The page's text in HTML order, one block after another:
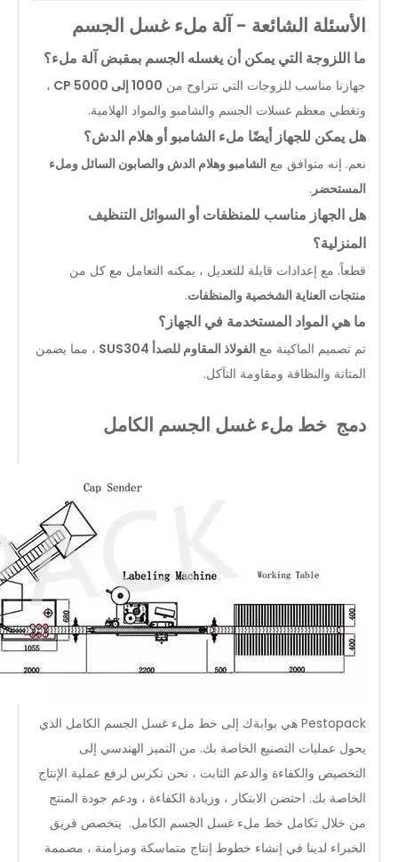
الأسئلة الشائعة - آلة ملء غسل الجسم
ما اللزوجة التي يمكن أن يغسله الجسم بمقبض آلة ملء؟
جهازنا مناسب للزوجات التي تتراوح من 1000 إلى 5000 CP
،
وتغطي معظم غسلات الجسم والشامبو والمواد الهلامية.
هل يمكن للجهاز أيضًا ملء الشامبو أو هلام الدش؟
نعم. إنه متوافق مع الشامبو وهلام الدش والصابون السائل وملء
المستحضر .
هل الجهاز مناسب للمنظفات أو السوائل التنظيف
المنزلية؟
قطعاً. مع إعدادات قابلة للتعديل ، يمكنه التعامل مع كل من
منتجات العناية الشخصية والمنظفات.
ما هي المواد المستخدمة في الجهاز؟
تم تصميم الماكينة مع الفولاذ المقاوم للصدأ SUS304
، مما يضمن
المتانة والنظافة ومقاومة التآكل.
دمج خط ملء غسل الجسم الكامل
Pestopack هي بوابةك إلى خط ملء غسل الجسم الكامل الذي
يحول عمليات التصنيع الخاصة بك. من التميز الهندسي إلى
التخصيص والكفاءة والدعم الثابت ، نحن نكرس لرفع عملية الإنتاج
الخاصة بك. احتضن الابتكار ، وزيادة الكفاءة ، ودعم جودة المنتج
من خلال تكامل خط ملء غسل الجسم الكامل. يتخصص فريق
الخبراء لدينا في إنشاء خطوط إنتاج متماسكة ومزامنة ، مصممة